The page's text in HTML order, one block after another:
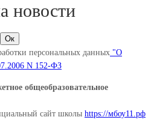
новости
персональных данных "О
N 152-ФЗ
общеобразовательное
сайт школы https://мбоу11.рф